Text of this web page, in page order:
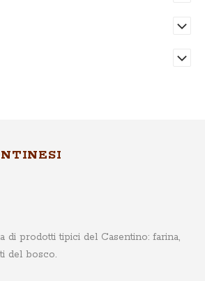
di prodotti tipici del Casentino: farina,
del bosco.